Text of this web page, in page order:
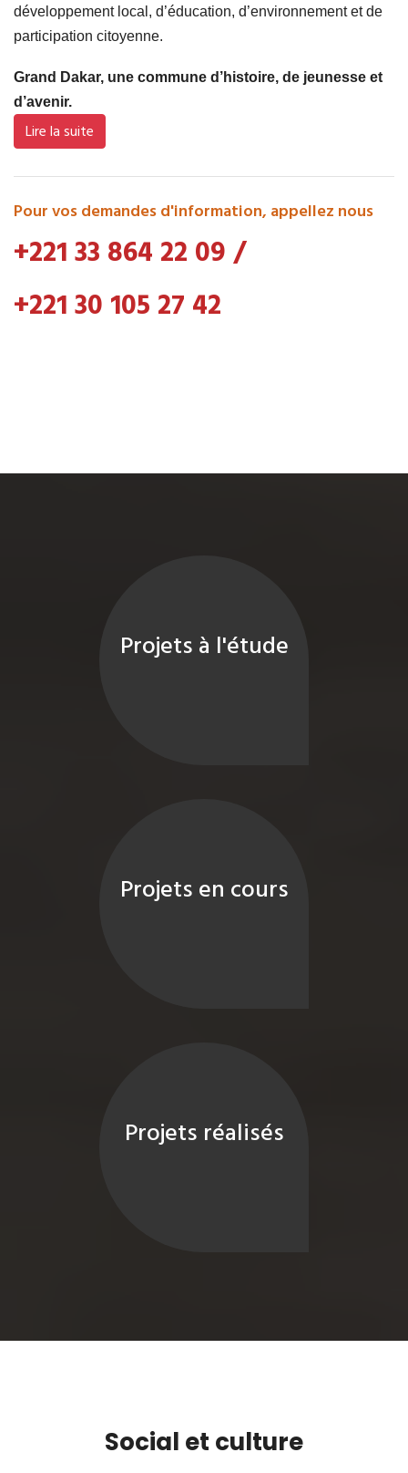
développement local, d’éducation, d’environnement et de
participation citoyenne.
Grand Dakar, une commune d’histoire, de jeunesse et
d’avenir.
Lire la suite
Pour vos demandes d'information, appellez nous
+221 33 864 22 09/
+221 30 105 27 42
Projets à l'étude
Projets en cours
Projets réalisés
Social et culture